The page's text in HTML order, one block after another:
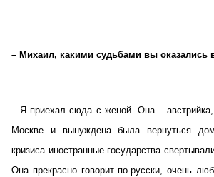
– Михаил, какими судьбами вы оказались
– Я приехал сюда с женой. Она –
Москве и вынуждена была вернуться
кризиса иностранные государства
Она прекрасно говорит по-русски, очень